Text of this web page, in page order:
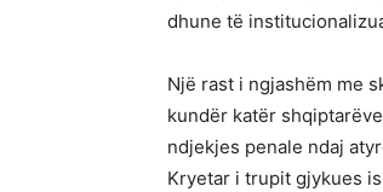
dhune të
Një rast i ngjashëm me
kundër katër
ndjekjes penale ndaj
Kryetar i trupit gjykues